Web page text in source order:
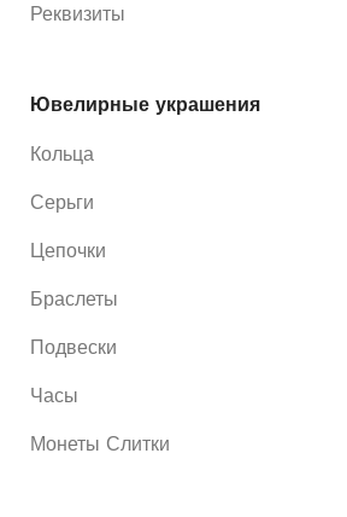
Реквизиты
Ювелирные украшения
Кольца
Серьги
Цепочки
Браслеты
Подвески
Часы
Монеты Слитки